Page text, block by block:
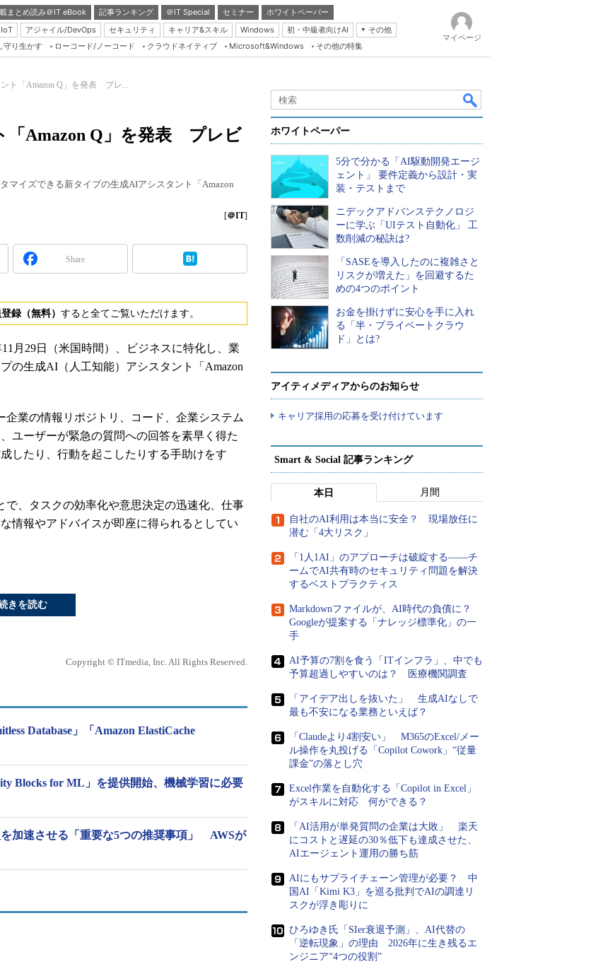
まとめ読み＠IT eBook 記事ランキング ＠IT Special セミナー
ホワイトペーパー
アジャイル/DevOps セキュリティ キャリア&スキル Windows 初・中級者向けAI
その他
Server & Storage
Java Agile
Database Expert
Linux ＆ OSS
Master of IP Network
Security & Trust
ブログ
守り生かす ローコード/ノーコード クラウドネイティブ Microsoft&Windows その他の特集
マイページ
ト「Amazon Q」を発表 プレ...
「Amazon Q」を発表 プレビ
マイズできる新タイプの生成AIアシスタント「Amazon
[＠IT]
Share
録（無料） すると全てご覧いただけます。
月29日（米国時間）、ビジネスに特化し、業
の生成AI（人工知能）アシスタント「Amazon
業の情報リポジトリ、コード、企業システム
ユーザーが緊急の質問への回答を素早く得た
したり、行動を起こしたりする手助けをす
、タスクの効率化や意思決定の迅速化、仕事
情報やアドバイスが即座に得られるとしてい
きを読む
Copyright © ITmedia, Inc. All Rights Reserved.
Database」「Amazon ElastiCache
Blocks for ML」を提供開始、機械学習に必要
加速させる「重要な5つの推奨事項」 AWSが
ホワイトペーパー
5分で分かる「AI駆動開発エージ
ェント」 要件定義から設計・実
装・テストまで
ニデックアドバンステクノロジ
ーに学ぶ「UIテスト自動化」 工
数削減の秘訣は?
「SASEを導入したのに複雑さと
リスクが増えた」を回避するた
めの4つのポイント
お金を掛けずに安心を手に入れ
る「半・プライベートクラウ
ド」とは?
アイティメディアからのお知らせ
キャリア採用の応募を受け付けています
Smart & Social 記事ランキング
本日 月間
自社のAI利用は本当に安全？ 現場放任に
潜む「4大リスク」
「1人1AI」のアプローチは破綻する――チ
ームでAI共有時のセキュリティ問題を解決
するベストプラクティス
Markdownファイルが、AI時代の負債に？
Googleが提案する「ナレッジ標準化」の一
手
AI予算の7割を食う「ITインフラ」、中でも
予算超過しやすいのは？ 医療機関調査
「アイデア出しを抜いた」 生成AIなしで
最も不安になる業務といえば？
「Claudeより4割安い」 M365のExcel/メー
ル操作を丸投げる「Copilot Cowork」“従量
課金”の落とし穴
Excel作業を自動化する「Copilot in Excel」
がスキルに対応 何ができる？
「AI活用が単発質問の企業は大敗」 楽天
にコストと遅延の30％低下も達成させた、
AIエージェント運用の勝ち筋
AIにもサプライチェーン管理が必要？ 中
国AI「Kimi K3」を巡る批判でAIの調達リ
スクが浮き彫りに
ひろゆき氏「SIer衰退予測」、AI代替の
「逆転現象」の理由 2026年に生き残るエ
ンジニア“4つの役割”